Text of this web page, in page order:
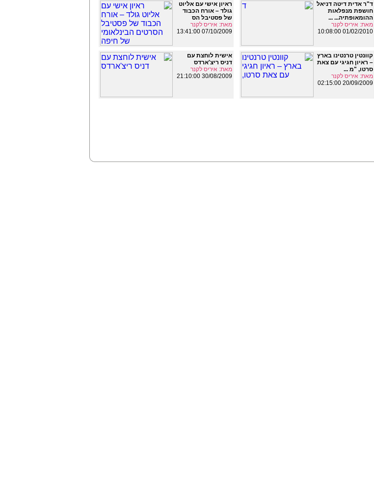
ד"ר אדית דיטה דניאל
חושפת מנפלאות
ההומאופתיה... ...
מאת: איריס לקנר
01/02/2010 10:08:00
ראיון אישי עם אליוט
גולד – אורח הכבוד
של פסטיבל הס
מאת: איריס לקנר
07/10/2009 13:41:00
קוונטין טרנטינו בארץ
– ראיון חגיגי עם צאת
סרטו, "מ ...
מאת: איריס לקנר
20/09/2009 02:15:00
אישית לוחצת עם
דניס ריצ'ארדס
מאת: איריס לקנר
30/08/2009 21:10:00